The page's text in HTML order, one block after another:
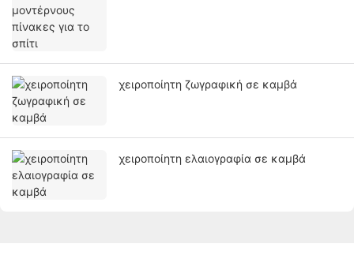
χειροποίητη ζωγραφική σε καμβά
χειροποίητη ελαιογραφία σε καμβά